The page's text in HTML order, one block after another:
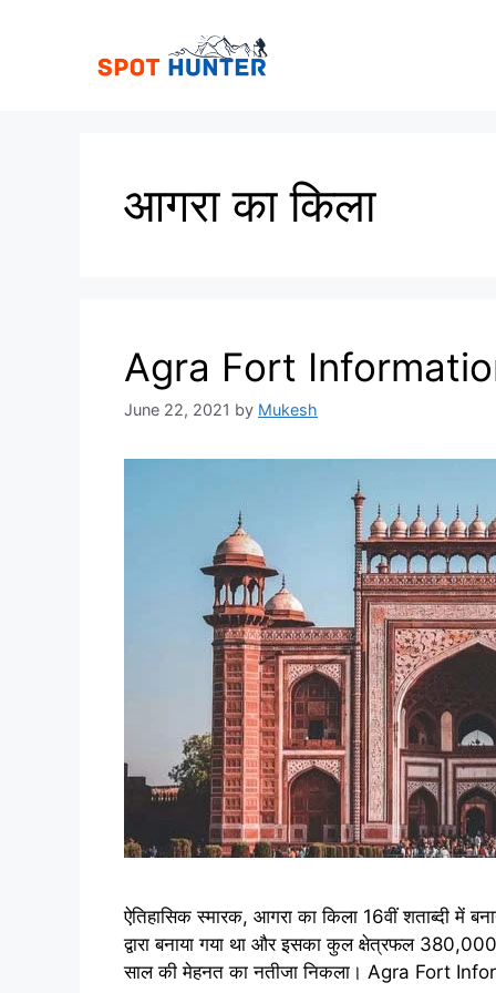
आगरा का किला
Agra Fort
June 22, 2021 by Mukesh
ऐतिहासिक स्मारक, आगरा का किला 16वीं शताब्दी में
द्वारा बनाया गया था और इसका कुल क्षेत्रफल
साल की मेहनत का नतीजा निकला। Agra Fort